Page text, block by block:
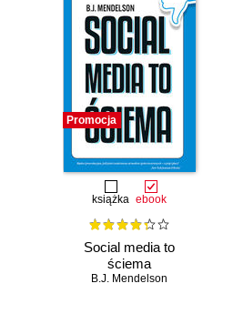
Promocja
książka ebook
Social media to
ściema
B.J. Mendelson